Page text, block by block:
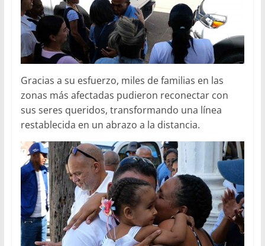
Gracias a su esfuerzo, miles de familias en las
zonas más afectadas pudieron reconectar con
sus seres queridos, transformando una línea
restablecida en un abrazo a la distancia.